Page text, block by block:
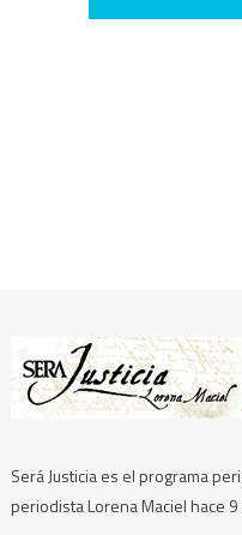
Será Justicia es el programa
periodista Lorena Maciel hace 9